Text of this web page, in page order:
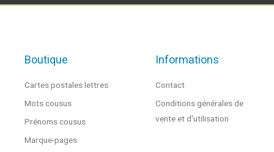
Boutique
Cartes postales lettres
Mots cousus
Prénoms cousus
Marque-pages
Informations
Contact
Conditions générales de
vente et d'utilisation